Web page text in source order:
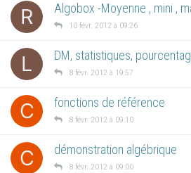
R Algobox -Moyenne , mini ,
10 févr. 2012 à 09:26
L DM, statistiques,
8 févr. 2012 à 19:57
C fonctions de référence
8 févr. 2012 à 09:10
C démonstration algébrique
8 févr. 2012 à 09:00